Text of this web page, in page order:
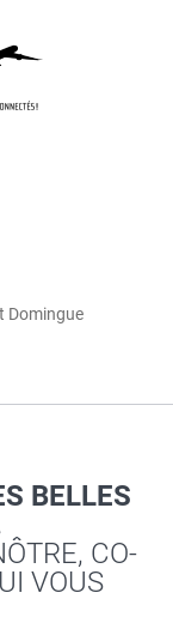
Domingue
BELLES
CO-
VOUS